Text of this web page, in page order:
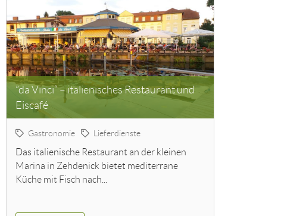
”da Vinci“ – italienisches Restaurant und
Eiscafé
Gastronomie Lieferdienste
Das italienische Restaurant an der kleinen
Marina in Zehdenick bietet mediterrane
Küche mit Fisch nach...